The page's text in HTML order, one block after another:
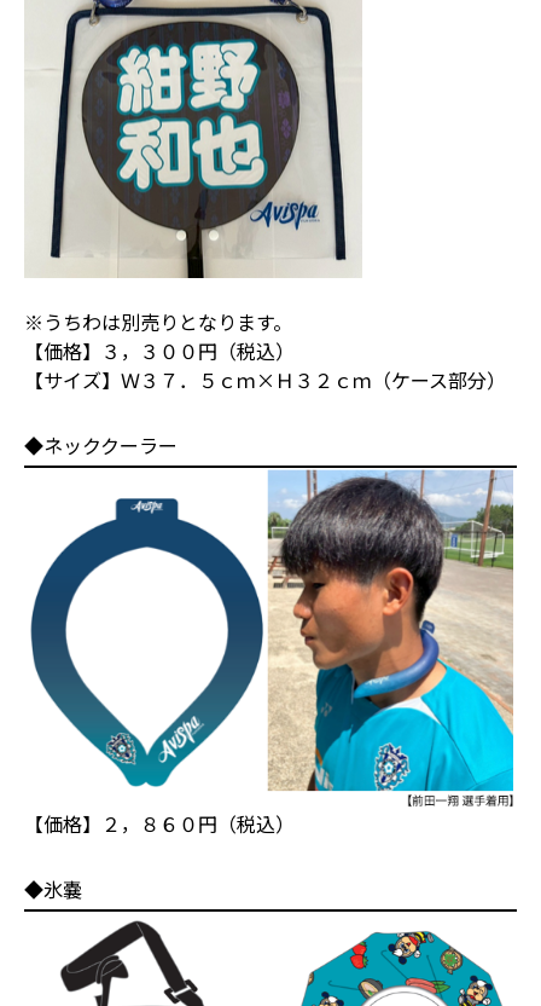
※うちわは別売りとなります。
【価格】３，３００円（税込）
【サイズ】Ｗ３７．５ｃｍ×Ｈ３２ｃｍ（ケース部分）
◆ネッククーラー
【価格】２，８６０円（税込）
◆氷嚢